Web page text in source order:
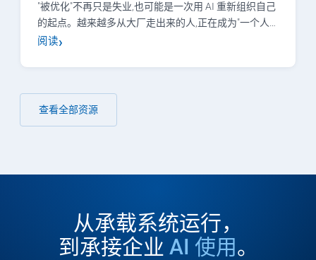
"被优化"不再只是失业,也可能是一次用 AI 重新组织自己
的起点。越来越多从大厂走出来的人,正在成为"一个人…
阅读
查看全部资源
从承载系统运行，
到承接企业 AI 使用。